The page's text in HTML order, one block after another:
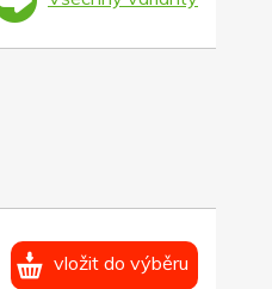
vložit do výběru